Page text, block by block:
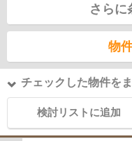
さらに
物
チェックした物件を
検討リストに追加